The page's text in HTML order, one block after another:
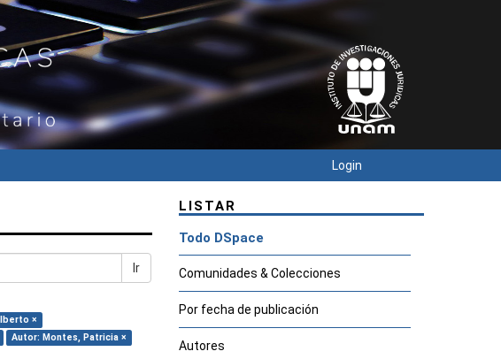
Login
Ir
×
Autor: Montes, Patricia ×
LISTAR
Todo DSpace
Comunidades & Colecciones
Por fecha de publicación
Autores